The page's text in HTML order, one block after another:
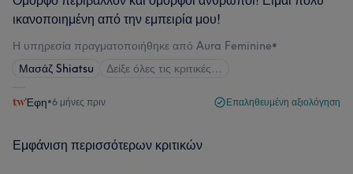
ικανοποιημένη από την εμπειρία μου!
Η υπηρεσία πραγματοποιήθηκε από Aura Feminine•
Μασάζ Shiatsu
Δείξε όλες τις κριτικές…
Έφη•6 μήνες πριν Επαληθευμένη αξιολόγηση
Εμφάνιση περισσότερων κριτικών